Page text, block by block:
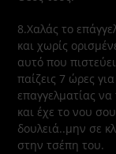
8.Χαλάς το
και χωρίς
αυτό που
παίζεις 7 ώρες
επαγγελματίας
και έχε το νου
δουλειά..μην σε
στην τσέπη του.